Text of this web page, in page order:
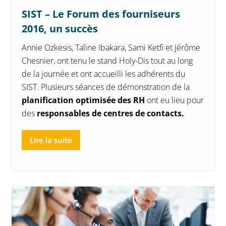
SIST – Le Forum des fourniseurs
2016, un succès
Annie Ozkesis, Taline Ibakara, Sami Ketfi et Jérôme
Chesnier, ont tenu le stand Holy-Dis tout au long
de la journée et ont accueilli les adhérents du
SIST. Plusieurs séances de démonstration de la
planification optimisée des RH ont eu lieu pour
des responsables de centres de contacts.
Lire la suite